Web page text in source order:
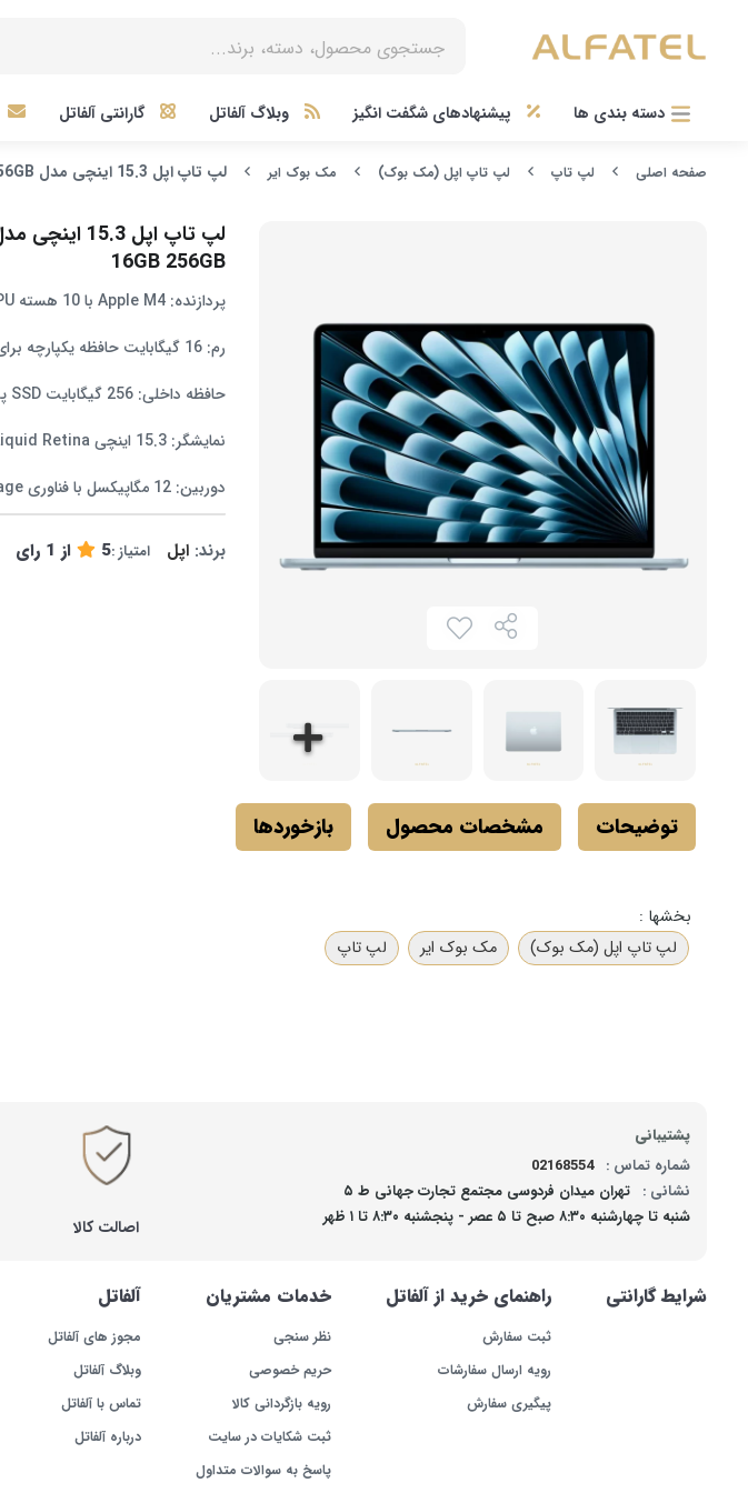
دسته بندی ها پیشنهادهای شگفت انگیز وبلاگ آلفاتل گارانتی آلفاتل
صفحه اصلی لپ تاپ لپ تاپ اپل (مک بوک) مک بوک ایر لپ تاپ اپل 15.3 اینچی مدل MacBook Air MC7 A4 M4 2025 16GB 256GB
16GB 256GB
پردازنده: Apple M4 با 10 هسته CPU و 10 هسته GPU
رم: 16 گیگابایت حافظه یکپارچه برای عملکرد روان
حافظه داخلی: 256 گیگابایت SSD پرسرعت
نمایشگر: 15.3 اینچی Liquid Retina با وضوح 2880x1864 و روشنایی 500 نیت
دوربین: 12 مگاپیکسل با فناوری Center Stage
برند:اپل امتیاز :5 از 1 رای
توضیحات مشخصات محصول بازخوردها
بخشها :
لپ تاپ اپل (مک بوک)
مک بوک ایر لپ تاپ
پشتیبانی
شماره تماس : 02168554
نشانی : تهران میدان فردوسی مجتمع تجارت جهانی ط ۵
شنبه تا چهارشنبه ۸:۳۰ صبح تا ۵ عصر - پنجشنبه ۸:۳۰ تا ۱ ظهر
اصالت کالا
شرایط گارانتی راهنمای خرید از آلفاتل
ثبت سفارش
رویه ارسال سفارشات
پیگیری سفارش
خدمات مشتریان
نظر سنجی
حریم خصوصی
رویه بازگردانی کالا
ثبت شکایات در سایت
پاسخ به سوالات متداول
آلفاتل
مجوز های آلفاتل
وبلاگ آلفاتل
تماس با آلفاتل
درباره آلفاتل